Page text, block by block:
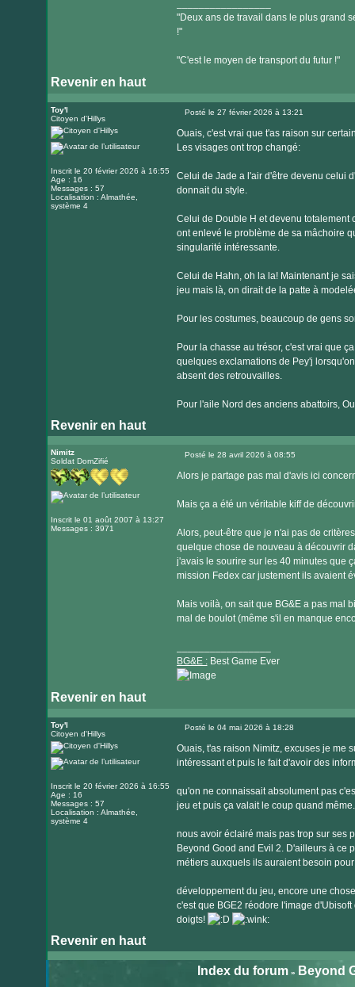
"Deux ans de travail dans le plus grand
!"
"C'est le moyen de transport du futur !"
Revenir en haut
Toy'l
Citoyen d'Hillys
Inscrit le 20 février 2026 à 16:55
Age : 16
Messages : 57
Localisation : Almathée,
système 4
Posté le 27 février 2026 à 13:21
Ouais, c'est vrai que t'as raison sur
Les visages ont trop changé:
Celui de Jade a l'air d'être devenu celui
donnait du style.
Celui de Double H et devenu totalement
ont enlevé le problème de sa mâchoire
singularité intéressante.
Celui de Hahn, oh la la! Maintenant je
jeu mais là, on dirait de la patte à
Pour les costumes, beaucoup de gens
Pour la chasse au trésor, c'est vrai que
quelques exclamations de Pey'j
absent des retrouvailles.
Pour l'aile Nord des anciens abattoirs,
Revenir en haut
Nimitz
Soldat DomZifié
Inscrit le 01 août 2007 à 13:27
Messages : 3971
Posté le 28 avril 2026 à 08:55
Alors je partage pas mal d'avis ici
Mais ça a été un véritable kiff de
Alors, peut-être que je n'ai pas de
quelque chose de nouveau à découvrir
j'avais le sourire sur les 40 minutes que
mission Fedex car justement ils avaient
Mais voilà, on sait que BG&E a pas mal
mal de boulot (même s'il en manque
BG&E :Best Game Ever
Revenir en haut
le
internet
Toy'l
Citoyen d'Hillys
Inscrit le 20 février 2026 à 16:55
Age : 16
Messages : 57
Localisation : Almathée,
système 4
Posté le 04 mai 2026 à 18:28
Ouais, t'as raison Nimitz, excuses je me
intéressant et puis le fait d'avoir des
qu'on ne connaissait absolument pas
jeu et puis ça valait le coup quand
nous avoir éclairé mais pas trop sur ses
Beyond Good and Evil 2. D'ailleurs à ce
métiers auxquels ils auraient besoin
développement du jeu, encore une
c'est que BGE2 réodore l'image
doigts!
Revenir en haut
Index du forum» Beyond